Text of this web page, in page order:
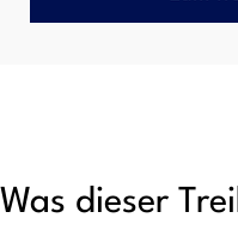
Was dieser